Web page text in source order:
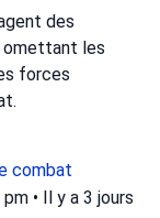
des
omettant les
forces
combat
pm • Il y a 3 jours